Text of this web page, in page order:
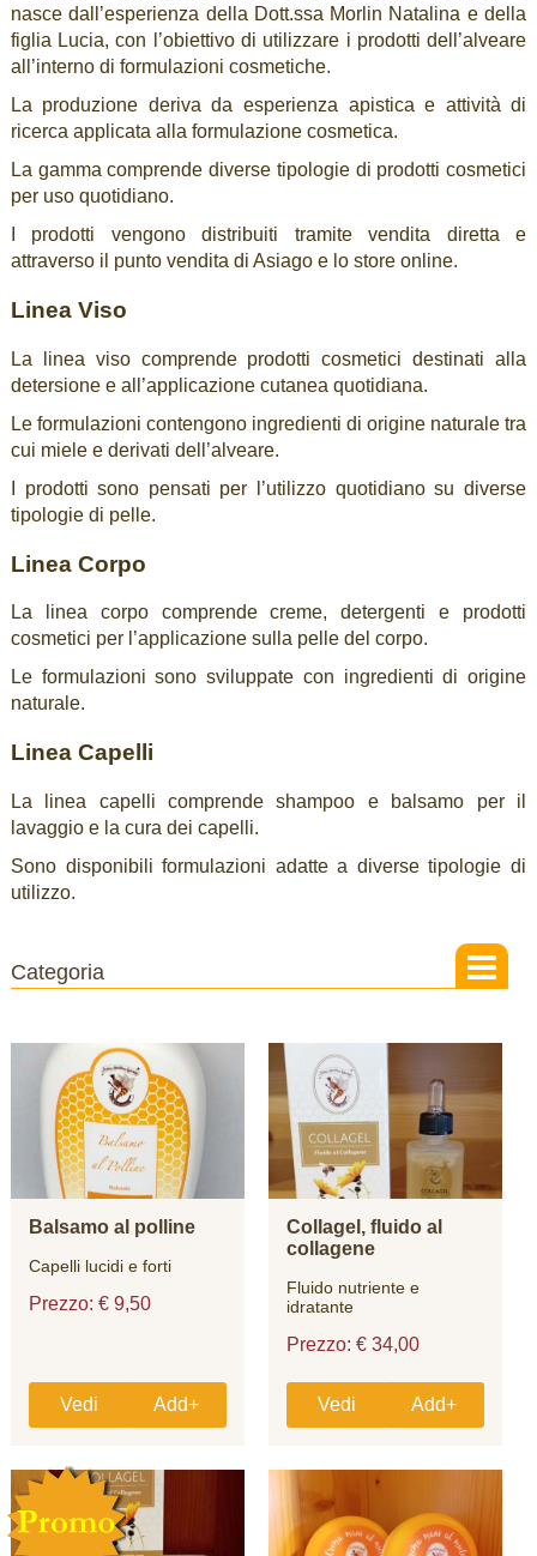
nasce dall’esperienza della Dott.ssa Morlin Natalina e della
figlia Lucia, con l’obiettivo di utilizzare i prodotti dell’alveare
all’interno di formulazioni cosmetiche.
La produzione deriva da esperienza apistica e attività di
ricerca applicata alla formulazione cosmetica.
La gamma comprende diverse tipologie di prodotti cosmetici
per uso quotidiano.
I prodotti vengono distribuiti tramite vendita diretta e
attraverso il punto vendita di Asiago e lo store online.
Linea Viso
La linea viso comprende prodotti cosmetici destinati alla
detersione e all’applicazione cutanea quotidiana.
Le formulazioni contengono ingredienti di origine naturale tra
cui miele e derivati dell’alveare.
I prodotti sono pensati per l’utilizzo quotidiano su diverse
tipologie di pelle.
Linea Corpo
La linea corpo comprende creme, detergenti e prodotti
cosmetici per l’applicazione sulla pelle del corpo.
Le formulazioni sono sviluppate con ingredienti di origine
naturale.
Linea Capelli
La linea capelli comprende shampoo e balsamo per il
lavaggio e la cura dei capelli.
Sono disponibili formulazioni adatte a diverse tipologie di
utilizzo.
Balsamo al polline
Capelli lucidi e forti
Prezzo: € 9,50
Vedi Add+
Collagel, fluido al
collagene
Fluido nutriente e
idratante
Prezzo: € 34,00
Vedi Add+